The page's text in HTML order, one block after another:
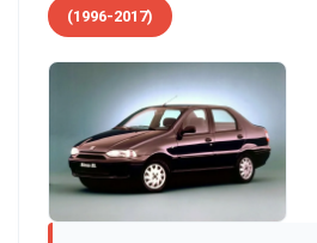
(1996-2017)